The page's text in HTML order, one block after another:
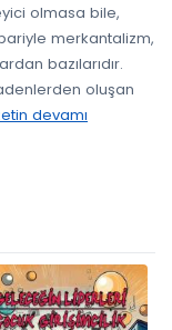
olmasa bile,
merkantalizm,
bazılarıdır.
oluşan
devamı